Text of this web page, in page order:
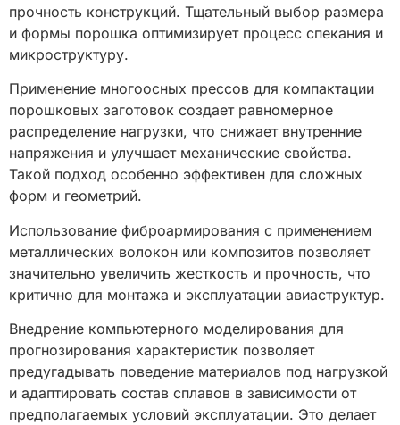
прочность конструкций. Тщательный выбор размера
и формы порошка оптимизирует процесс спекания и
микроструктуру.
Применение многоосных прессов для компактации
порошковых заготовок создает равномерное
распределение нагрузки, что снижает внутренние
напряжения и улучшает механические свойства.
Такой подход особенно эффективен для сложных
форм и геометрий.
Использование фиброармирования с применением
металлических волокон или композитов позволяет
значительно увеличить жесткость и прочность, что
критично для монтажа и эксплуатации авиаструктур.
Внедрение компьютерного моделирования для
прогнозирования характеристик позволяет
предугадывать поведение материалов под нагрузкой
и адаптировать состав сплавов в зависимости от
предполагаемых условий эксплуатации. Это делает